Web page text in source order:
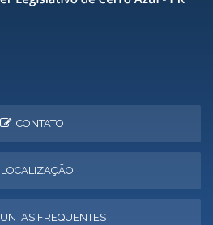
CONTATO
LOCALIZAÇÃO
FREQUENTES